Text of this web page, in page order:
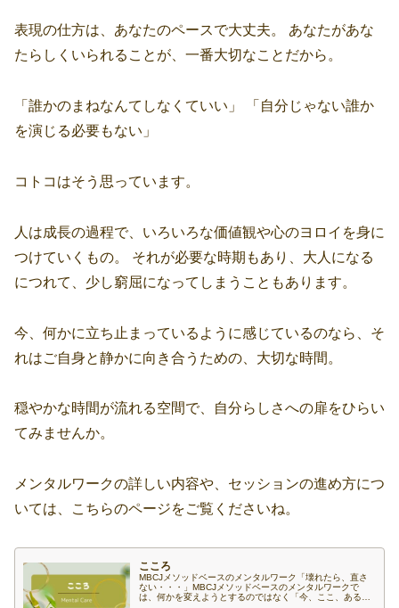
表現の仕方は、あなたのペースで大丈夫。 あなたがあな
たらしくいられることが、一番大切なことだから。
「誰かのまねなんてしなくていい」 「自分じゃない誰か
を演じる必要もない」
コトコはそう思っています。
人は成長の過程で、いろいろな価値観や心のヨロイを身に
つけていくもの。 それが必要な時期もあり、大人になる
につれて、少し窮屈になってしまうこともあります。
今、何かに立ち止まっているように感じているのなら、そ
れはご自身と静かに向き合うための、大切な時間。
穏やかな時間が流れる空間で、自分らしさへの扉をひらい
てみませんか。
メンタルワークの詳しい内容や、セッションの進め方につ
いては、こちらのページをご覧くださいね。
こころ
MBCJメソッドベースのメンタルワーク「壊れたら、直さ
ない・・・」MBCJメソッドベースのメンタルワークで
は、何かを変えようとするのではなく「今、ここ、あるが